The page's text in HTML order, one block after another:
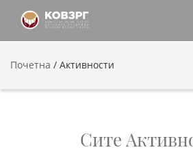
Почетна / Активности
Сите